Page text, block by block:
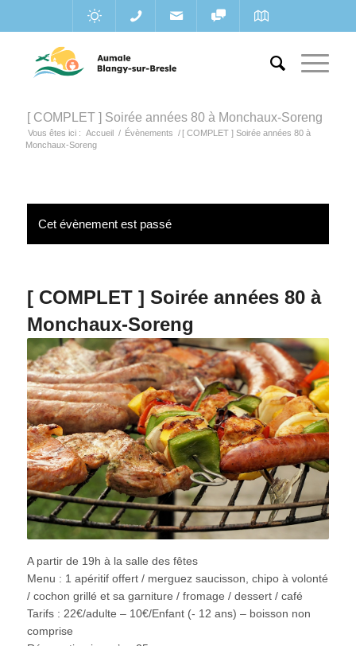
[ COMPLET ] Soirée années 80 à Monchaux-Soreng
Vous êtes ici : Accueil / Évènements / [ COMPLET ] Soirée années 80 à
Monchaux-Soreng
Cet évènement est passé
[ COMPLET ] Soirée années 80 à
Monchaux-Soreng
A partir de 19h à la salle des fêtes
Menu : 1 apéritif offert / merguez saucisson, chipo à volonté
/ cochon grillé et sa garniture / fromage / dessert / café
Tarifs : 22€/adulte – 10€/Enfant (- 12 ans) – boisson non
comprise